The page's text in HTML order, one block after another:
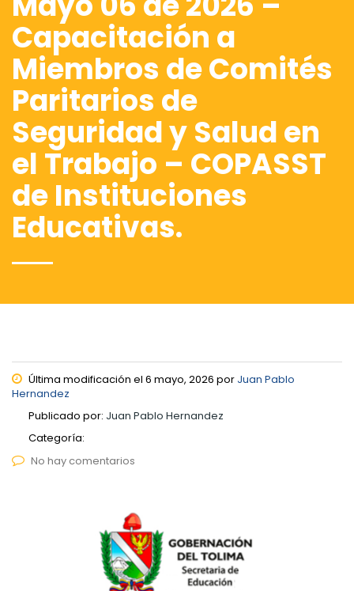
Capacitación a
Miembros de Comités
Paritarios de
Seguridad y Salud en
el Trabajo – COPASST
de Instituciones
Educativas.
Última modificación el 6 mayo, 2026 por Juan Pablo
Hernandez
Publicado por: Juan Pablo Hernandez
Categoría:
No hay comentarios